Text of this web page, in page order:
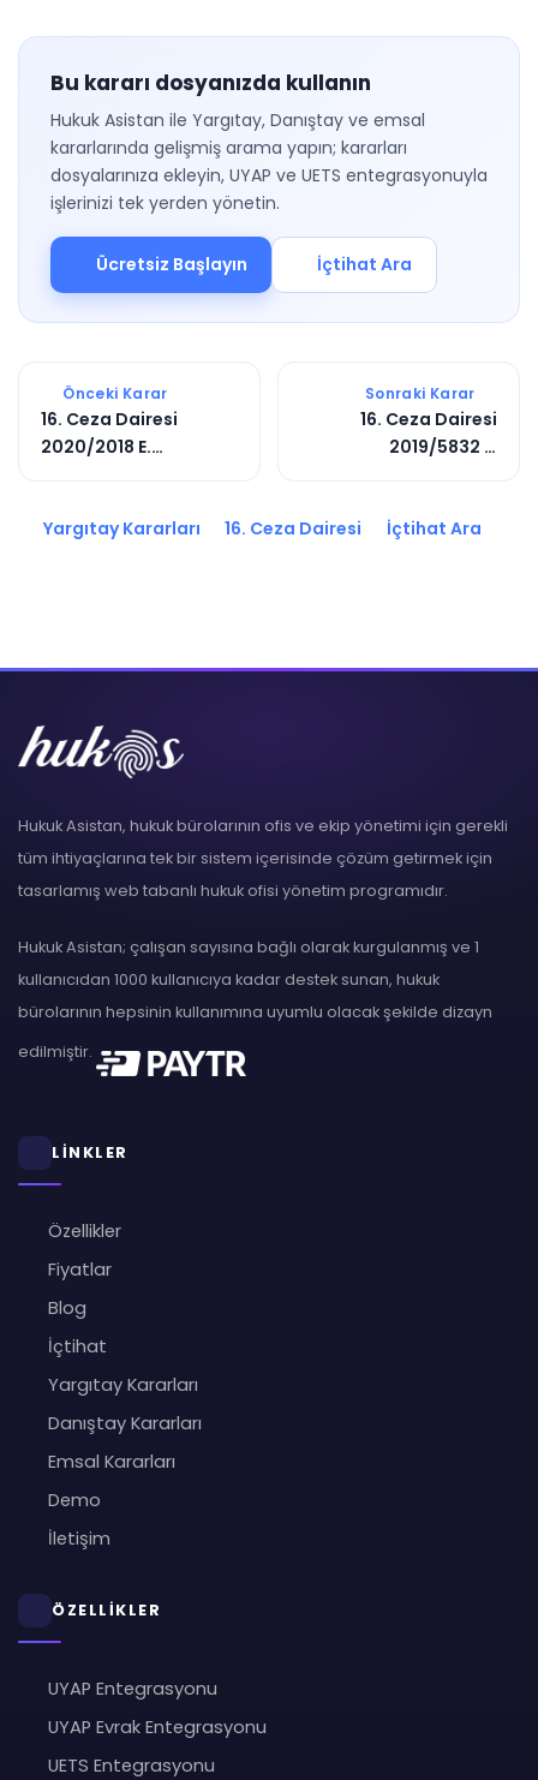
Bu kararı dosyanızda kullanın
Hukuk Asistan ile Yargıtay, Danıştay ve emsal
kararlarında gelişmiş arama yapın; kararları
dosyalarınıza ekleyin, UYAP ve UETS entegrasyonuyla
işlerinizi tek yerden yönetin.
Ücretsiz Başlayın İçtihat Ara
Önceki Karar
16. Ceza Dairesi
2020/2018 E.
Sonraki Karar
16. Ceza Dairesi
2019/5832 E.
Yargıtay Kararları 16. Ceza Dairesi İçtihat Ara
Hukuk Asistan, hukuk bürolarının ofis ve ekip yönetimi için gerekli
tüm ihtiyaçlarına tek bir sistem içerisinde çözüm getirmek için
tasarlamış web tabanlı hukuk ofisi yönetim programıdır.
Hukuk Asistan; çalışan sayısına bağlı olarak kurgulanmış ve 1
kullanıcıdan 1000 kullanıcıya kadar destek sunan, hukuk
bürolarının hepsinin kullanımına uyumlu olacak şekilde dizayn
edilmiştir.
LİNKLER
Özellikler
Fiyatlar
Blog
İçtihat
Yargıtay Kararları
Danıştay Kararları
Emsal Kararları
Demo
İletişim
ÖZELLİKLER
UYAP Entegrasyonu
UYAP Evrak Entegrasyonu
UETS Entegrasyonu